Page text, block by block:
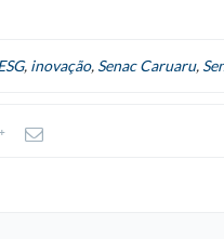
, inovação, Senac Caruaru,